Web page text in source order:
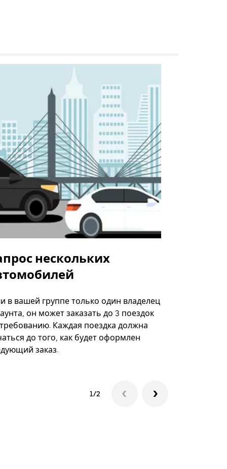
нескольких
в вашей группе только один владелец
он может заказать до 3 поездок
Каждая поездка должна
до того, как будет оформлен
заказ.
1/2